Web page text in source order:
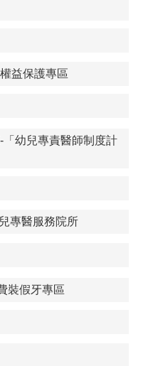
益保護專區
「幼兒專責醫師制度計
專醫服務院所
裝假牙專區